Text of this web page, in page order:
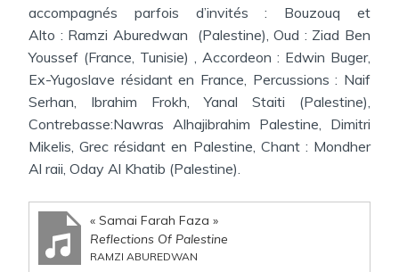
accompagnés parfois d’invités : Bouzouq et
Alto : Ramzi Aburedwan
(Palestine), Oud : Ziad Ben
Youssef (France, Tunisie) , Accordeon : Edwin Buger,
Ex-Yugoslave résidant en France, Percussions : Naif
Serhan, Ibrahim Frokh, Yanal Staiti (Palestine),
Contrebasse:Nawras Alhajibrahim Palestine, Dimitri
Mikelis, Grec résidant en Palestine, Chant : Mondher
Al raii, Oday Al Khatib (Palestine).
« Samai Farah Faza »
Reflections Of Palestine
RAMZI ABUREDWAN